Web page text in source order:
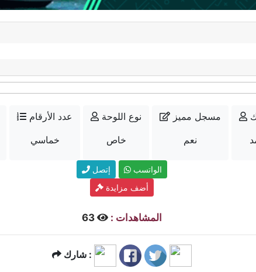
عدد الأرقام
خماسي
نوع اللوحة
خاص
مسجل مميز
نعم
إتصل
الواتسب
أضف مزايدة
المشاهدات : 63
شارك :